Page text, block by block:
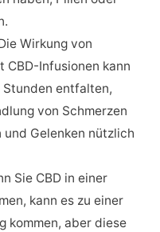
Wirkung von
CBD-Infusionen kann
entfalten,
von Schmerzen
Gelenken nützlich
Sie CBD in einer
kann es zu einer
kommen, aber diese